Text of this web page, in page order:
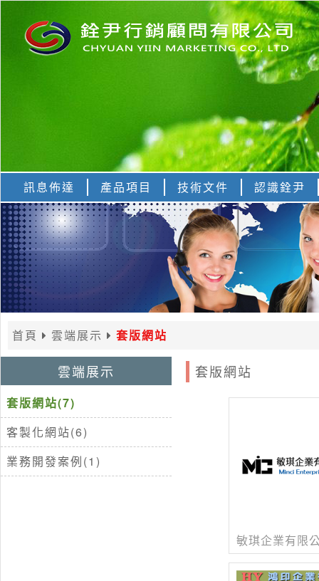
訊息佈達 產品項目 技術文件 認識銓尹
首頁 雲端展示 套版網站
雲端展示
套版網站(7)
客製化網站(6)
業務開發案例(1)
套版網站
敏琪企業有限